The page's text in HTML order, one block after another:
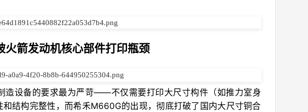
箭发动机核心部件打印瓶颈
造设备的要求最为严苛——不仅需要打印大尺寸构件（如推力室身
结构完整性，而希禾M660G的出现，彻底打破了国内大尺寸铜合